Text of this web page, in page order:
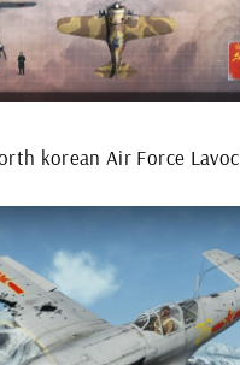
korean Air Force